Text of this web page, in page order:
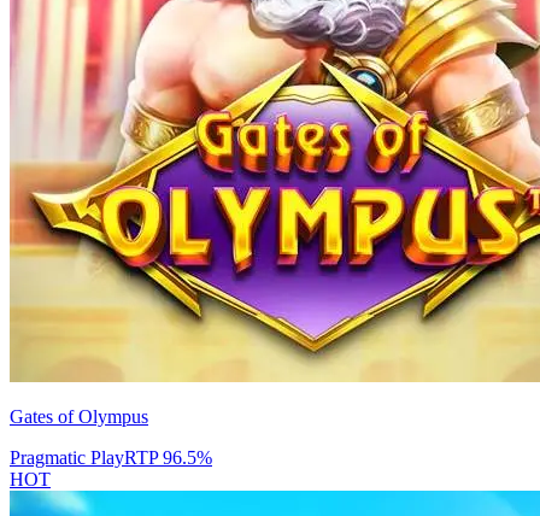
Gates of Olympus
Pragmatic PlayRTP96.5%
HOT